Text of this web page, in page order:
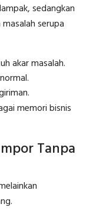
sedangkan
serupa
akar masalah.
memori bisnis
Tanpa